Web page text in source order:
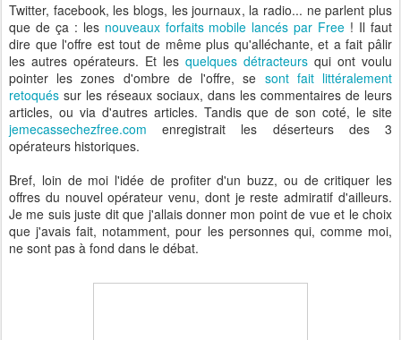
Twitter, facebook, les blogs, les journaux, la radio... ne parlent plus
que de ça : les nouveaux forfaits mobile lancés par Free ! Il faut
dire que l'offre est tout de même plus qu'alléchante, et a fait pâlir
les autres opérateurs. Et les quelques détracteurs qui ont voulu
pointer les zones d'ombre de l'offre, se sont fait littéralement
retoqués sur les réseaux sociaux, dans les commentaires de leurs
articles, ou via d'autres articles. Tandis que de son coté, le site
jemecassechezfree.com enregistrait les déserteurs des 3
opérateurs historiques.
Bref, loin de moi l'idée de profiter d'un buzz, ou de critiquer les
offres du nouvel opérateur venu, dont je reste admiratif d'ailleurs.
Je me suis juste dit que j'allais donner mon point de vue et le choix
que j'avais fait, notamment, pour les personnes qui, comme moi,
ne sont pas à fond dans le débat.